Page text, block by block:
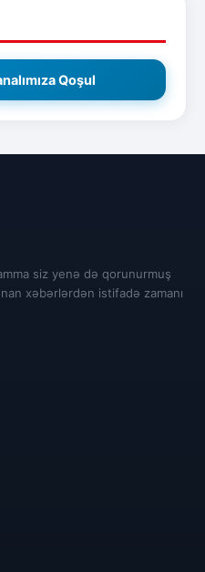
Qoşul
siz yenə də qorunurmuş
xəbərlərdən istifadə zamanı